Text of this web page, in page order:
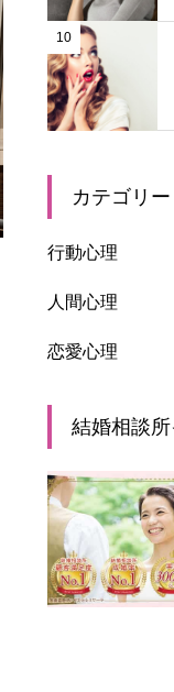
10
カテゴリー
行動心理
人間心理
恋愛心理
結婚相談